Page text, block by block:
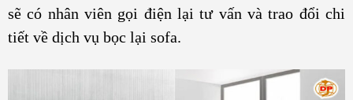
sẽ có nhân viên gọi điện lại tư vấn và trao đổi chi
tiết về dịch vụ bọc lại sofa.